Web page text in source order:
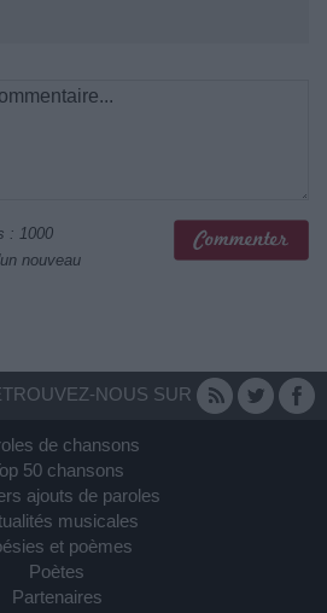
: 1000
nouveau
NOUS SUR
de chansons
50 chansons
ajouts de paroles
musicales
et poèmes
Poètes
Partenaires